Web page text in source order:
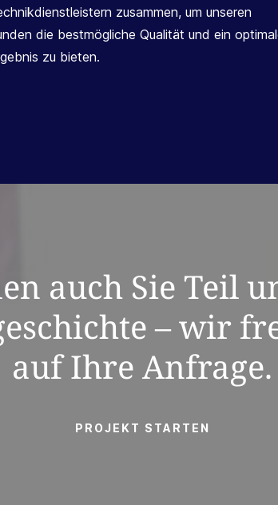
zusammen, um unseren
die bestmögliche Qualität und ein
zu bieten.
auch Sie Teil
– wir
auf Ihre Anfrage.
PROJEKT STARTEN